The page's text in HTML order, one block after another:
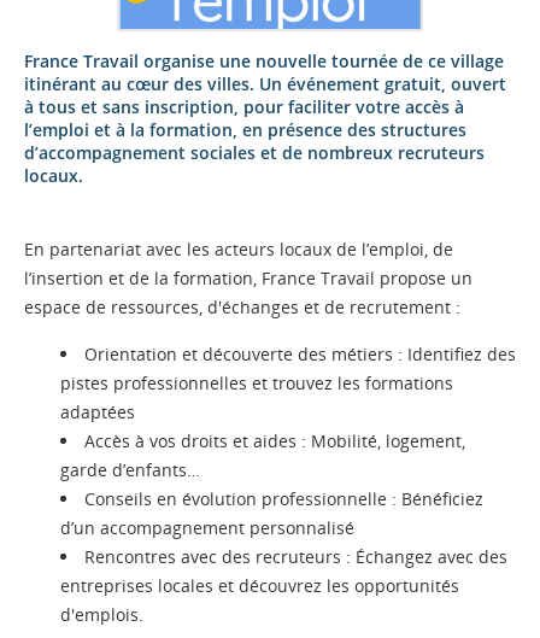
France Travail organise une nouvelle tournée de ce village
itinérant au cœur des villes. Un événement gratuit, ouvert
à tous et sans inscription, pour faciliter votre accès à
l’emploi et à la formation, en présence des structures
d’accompagnement sociales et de nombreux recruteurs
locaux.
En partenariat avec les acteurs locaux de l’emploi, de
l’insertion et de la formation, France Travail propose un
espace de ressources, d'échanges et de recrutement :
Orientation et découverte des métiers : Identifiez des
pistes professionnelles et trouvez les formations
adaptées
Accès à vos droits et aides : Mobilité, logement,
garde d’enfants…
Conseils en évolution professionnelle : Bénéficiez
d’un accompagnement personnalisé
Rencontres avec des recruteurs : Échangez avec des
entreprises locales et découvrez les opportunités
d'emplois.